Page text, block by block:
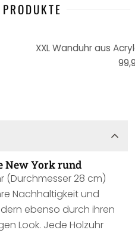
XXL Wanduhr aus
New York rund
(Durchmesser 28 cm)
Nachhaltigkeit und
ebenso durch ihren
Look. Jede Holzuhr